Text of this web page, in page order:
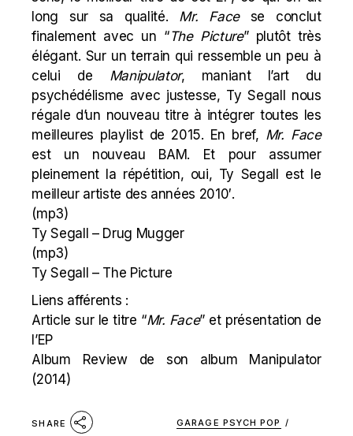
long sur sa qualité. Mr. Facese conclut
finalement avec un “The Picture” plutôt très
élégant. Sur un terrain qui ressemble un peu à
celui de Manipulator, maniant l’art du
psychédélisme avec justesse, Ty Segall nous
régale d’un nouveau titre à intégrer toutes les
meilleures playlist de 2015. En bref, Mr. Face
est un nouveau BAM. Et pour assumer
pleinement la répétition, oui, Ty Segall est le
meilleur artiste des années 2010′.
(mp3)
Ty Segall – Drug Mugger
(mp3)
Ty Segall – The Picture
Liens afférents :
Article sur le titre “Mr. Face” et présentation de
l’EP
Album Review de son album Manipulator
(2014)
SHARE GARAGE PSYCH POP /